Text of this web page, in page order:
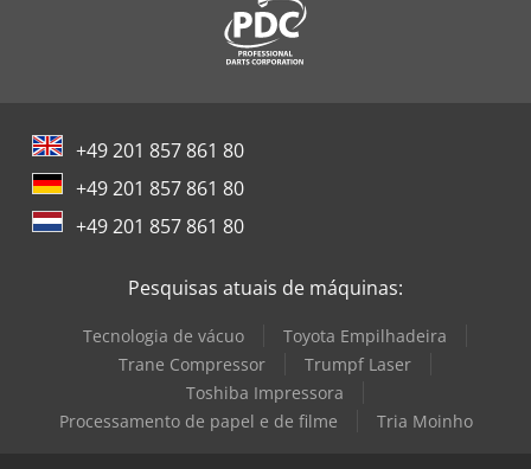
+49 201 857 861 80
+49 201 857 861 80
+49 201 857 861 80
Pesquisas atuais de máquinas:
Tecnologia de vácuo
Toyota Empilhadeira
Trane Compressor
Trumpf Laser
Toshiba Impressora
Processamento de papel e de filme
Tria Moinho